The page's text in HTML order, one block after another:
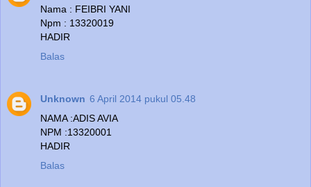
Nama : FEIBRI YANI
Npm : 13320019
HADIR
Balas
Unknown 6 April 2014 pukul 05.48
NAMA :ADIS AVIA
NPM :13320001
HADIR
Balas